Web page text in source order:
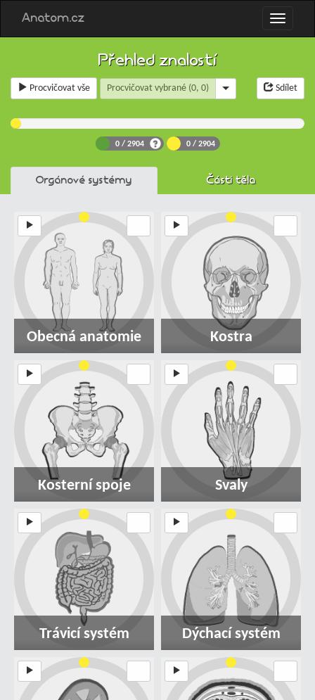
Anatom.cz
Přehled znalostí
Sdílet
Procvičovat vše Procvičovat vybrané (0, 0)
0/ 2904 0/ 2904
Orgánové systémy Části těla
Obecná anatomie Kostra
Kosterní spoje Svaly
Trávicí systém Dýchací systém